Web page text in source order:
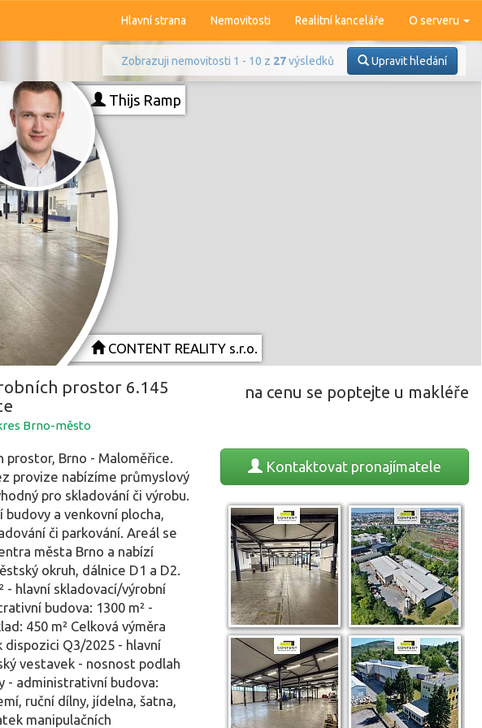
Hlavní strana Nemovitosti Realitní kanceláře O serveru
Zobrazuji nemovitosti 1 - 10 z 27výsledků Upravit hledání
i pronájem
Typ
Thijs Ramp
CONTENT REALITY s.r.o.
na cenu se poptejte u makléře
prostor 6.145
Brno-město
prostor, Brno - Maloměřice.
provize nabízíme průmyslový
pro skladování či výrobu.
budovy a venkovní plocha,
či parkování. Areál se
města Brno a nabízí
okruh, dálnice D1 a D2.
- hlavní skladovací/výrobní
budova: 1300 m² -
450 m² Celková výměra
dispozici Q3/2025 - hlavní
vestavek - nosnost podlah
- administrativní budova:
ruční dílny, jídelna, šatna,
manipulačních
Kontaktovat pronajímatele